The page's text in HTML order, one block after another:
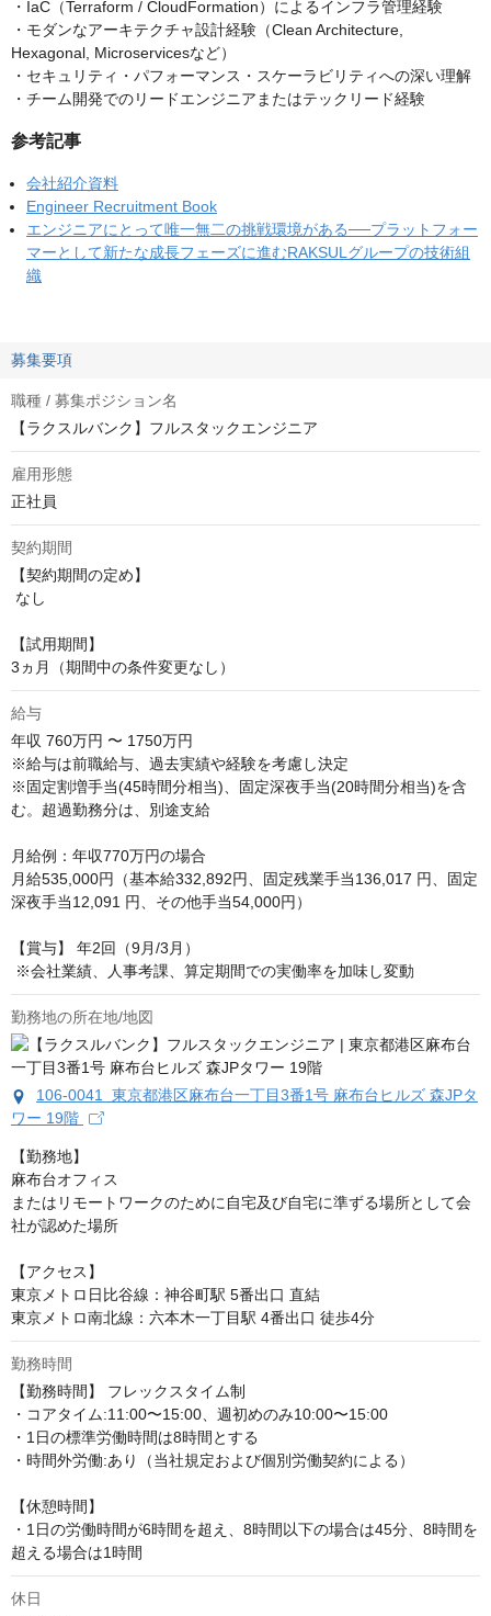
・IaC（Terraform / CloudFormation）によるインフラ管理経験
・モダンなアーキテクチャ設計経験（Clean Architecture,
Hexagonal, Microservicesなど）
・セキュリティ・パフォーマンス・スケーラビリティへの深い理解
・チーム開発でのリードエンジニアまたはテックリード経験
参考記事
会社紹介資料
Engineer Recruitment Book
エンジニアにとって唯一無二の挑戦環境がある──プラットフォー
マーとして新たな成長フェーズに進むRAKSULグループの技術組
織
募集要項
職種 / 募集ポジション名
【ラクスルバンク】フルスタックエンジニア
雇用形態
正社員
契約期間
【契約期間の定め】
【試用期間】
3ヵ月（期間中の条件変更なし）
給与
年収 760万円 〜 1750万円
※給与は前職給与、過去実績や経験を考慮し決定
※固定割増手当(45時間分相当)、固定深夜手当(20時間分相当)を含
む。超過勤務分は、別途支給
月給例：年収770万円の場合
月給535,000円（基本給332,892円、固定残業手当136,017 円、固定
深夜手当12,091 円、その他手当54,000円）
【賞与】 年2回（9月/3月）
※会社業績、人事考課、算定期間での実働率を加味し変動
勤務地の所在地/地図
106-0041 東京都港区麻布台一丁目3番1号 麻布台ヒルズ 森JPタ
ワー 19階
【勤務地】
麻布台オフィス
またはリモートワークのために自宅及び自宅に準ずる場所として会
社が認めた場所
【アクセス】
東京メトロ日比谷線：神谷町駅 5番出口 直結
東京メトロ南北線：六本木一丁目駅 4番出口 徒歩4分
勤務時間
【勤務時間】 フレックスタイム制
・コアタイム:11:00〜15:00、週初めのみ10:00〜15:00
・1日の標準労働時間は8時間とする
・時間外労働:あり（当社規定および個別労働契約による）
【休憩時間】
・1日の労働時間が6時間を超え、8時間以下の場合は45分、8時間を
超える場合は1時間
休日